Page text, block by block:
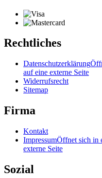
Rechtliches
Datenschutzerklärung
auf eine externe Seite
Widerrufsrecht
Sitemap
Firma
Kontakt
ImpressumÖffnet sich in
externe Seite
Sozial